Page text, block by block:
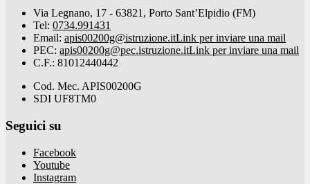
Via Legnano, 17 - 63821, Porto Sant’Elpidio (FM)
Tel: 0734.991431
Email: apis00200g@istruzione.itLink per inviare una mail
PEC: apis00200g@pec.istruzione.itLink per inviare una mail
C.F.: 81012440442
Cod. Mec. APIS00200G
SDI UF8TM0
Seguici su
Facebook
Youtube
Instagram